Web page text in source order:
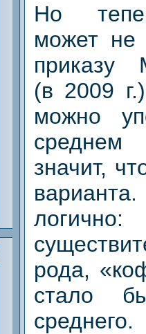
Но
может не
приказу
(в 2009
можно
значит,
рода,
стало
среднего.